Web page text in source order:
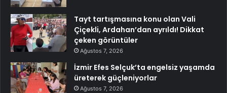
Tayt tartışmasına konu olan Vali
Çiçekli, Ardahan’dan ayrıldı! Dikkat
çeken görüntüler
Ağustos 7, 2026
İzmir Efes Selçuk’ta engelsiz yaşamda
üreterek güçleniyorlar
Ağustos 7, 2026